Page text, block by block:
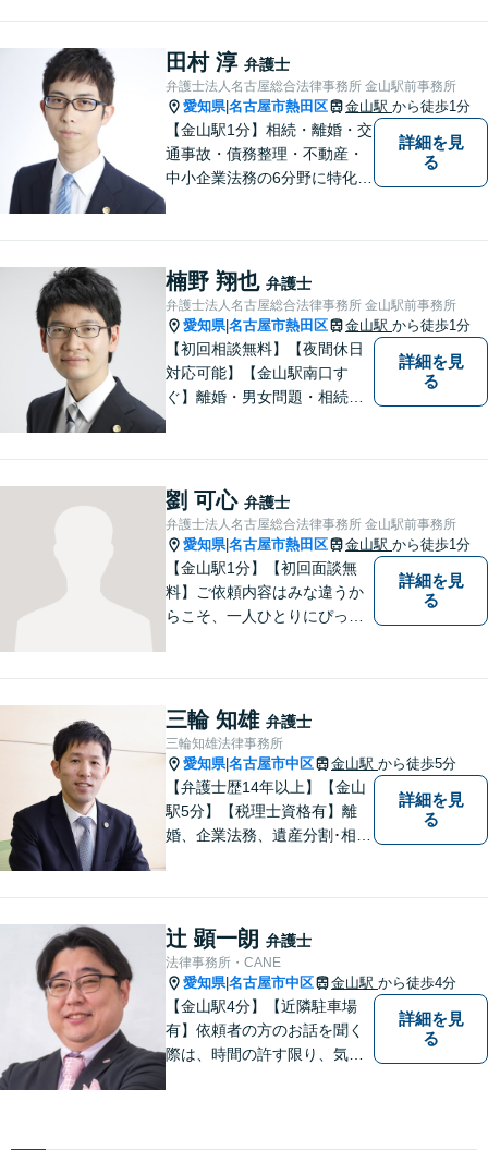
多数】【政府系金融機関勤務
経験あり】不動産トラブル／
不動産を含む相続／債権回収
など
田村 淳 弁護士
弁護士法人名古屋総合法律事務所 金山駅前事務所
愛知県|名古屋市熱田区 金山駅 から徒歩1分
【金山駅1分】相続・離婚・交
通事故・債務整理・不動産・
中小企業法務の6分野に特化！
ーションを重視し、情報連携
を図りながら納得の解決へと
導いてまいります。
詳細を見
る
楠野 翔也 弁護士
弁護士法人名古屋総合法律事務所 金山駅前事務所
愛知県|名古屋市熱田区 金山駅 から徒歩1分
【初回相談無料】【夜間休日
対応可能】【金山駅南口す
ぐ】離婚・男女問題・相続・
詳細を見
る
劉 可心 弁護士
弁護士法人名古屋総合法律事務所 金山駅前事務所
愛知県|名古屋市熱田区 金山駅 から徒歩1分
【金山駅1分】【初回面談無
料】ご依頼内容はみな違うか
らこそ、一人ひとりにぴった
ます。誰にも話せず抱えてき
た不安を、どうぞお聞かせく
ださい。【電話・WEB相談も
対応可能】
詳細を見
る
三輪 知雄 弁護士
三輪知雄法律事務所
愛知県|名古屋市中区 金山駅 から徒歩5分
【弁護士歴14年以上】【金山
駅5分】【税理士資格有】離
婚、企業法務、遺産分割･相続
解決。【公式LINE】連絡も便
利！お気軽にご相談くださ
い！
詳細を見
る
辻 顕一朗 弁護士
法律事務所・CANE
愛知県|名古屋市中区 金山駅 から徒歩4分
【金山駅4分】【近隣駐車場
有】依頼者の方のお話を聞く
際は、時間の許す限り、気の
詳細を見
る